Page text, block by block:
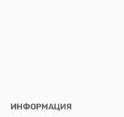
ИНФОРМАЦИЯ